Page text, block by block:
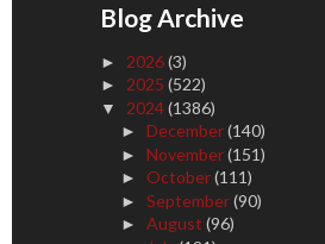
Blog Archive
► 2026(3)
► 2025 (522)
▼ 2024(1386)
► December(140)
► November(151)
► October(111)
► September(90)
► August (96)